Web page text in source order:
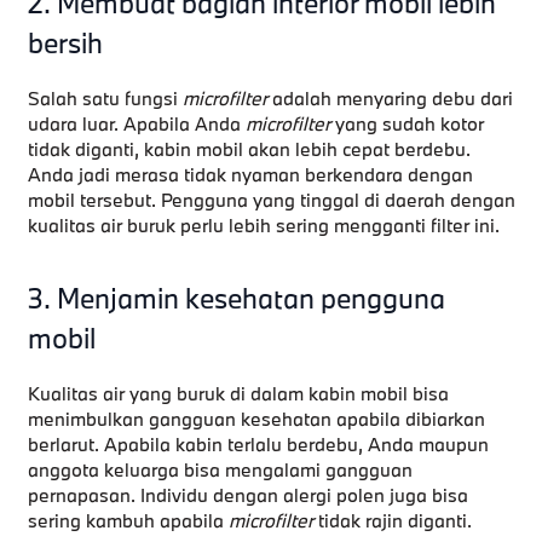
bersih
Salah satu fungsi microfilteradalah menyaring debu dari
udara luar. Apabila Anda microfilteryang sudah kotor
tidak diganti, kabin mobil akan lebih cepat berdebu.
Anda jadi merasa tidak nyaman berkendara dengan
mobil tersebut. Pengguna yang tinggal di daerah dengan
kualitas air buruk perlu lebih sering mengganti filter ini.
3. Menjamin kesehatan pengguna
mobil
Kualitas air yang buruk di dalam kabin mobil bisa
menimbulkan gangguan kesehatan apabila dibiarkan
berlarut. Apabila kabin terlalu berdebu, Anda maupun
anggota keluarga bisa mengalami gangguan
pernapasan. Individu dengan alergi polen juga bisa
sering kambuh apabila microfiltertidak rajin diganti.